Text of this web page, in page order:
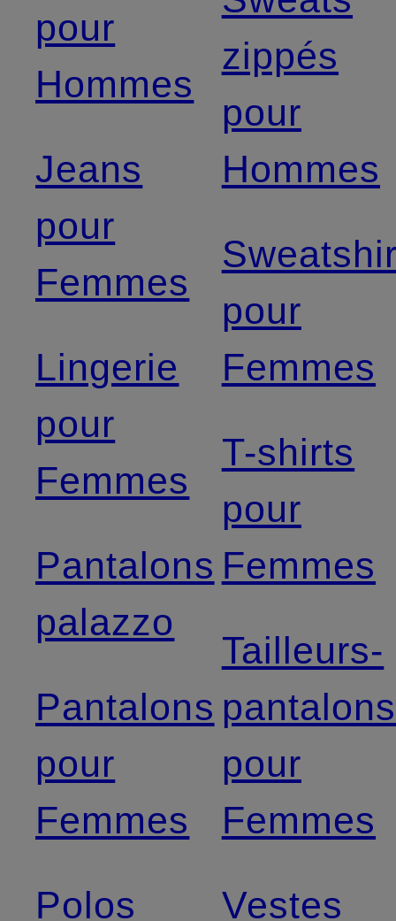
pour
Hommes
Jeans
pour
Femmes
Lingerie
pour
Femmes
Pantalons
palazzo
Pantalons
pour
Femmes
Polos
zippés
pour
Hommes
pour
Femmes
T-shirts
pour
Femmes
Tailleurs-
pantalons
pour
Femmes
Vestes